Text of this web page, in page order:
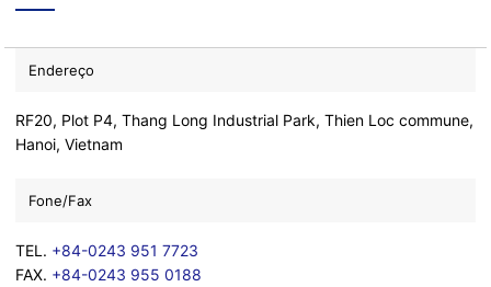
Endereço
RF20, Plot P4, Thang Long Industrial Park, Thien Loc commune,
Hanoi, Vietnam
Fone/Fax
TEL. +84-0243 951 7723
FAX. +84-0243 955 0188